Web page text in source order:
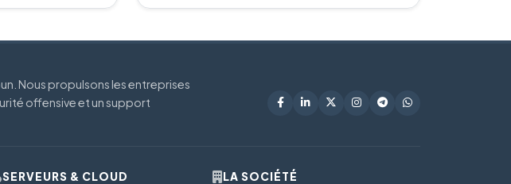
Nous propulsons les entreprises
offensive et un support
SERVEURS & CLOUD LA SOCIÉTÉ